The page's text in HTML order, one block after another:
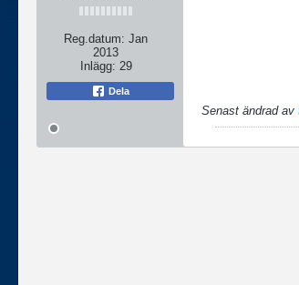
Reg.datum: Jan
2013
Inlägg: 29
Dela
Senast ändrad av